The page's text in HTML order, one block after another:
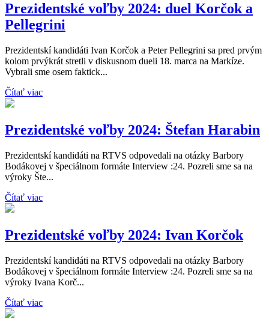
Prezidentské voľby 2024: duel Korčok a
Pellegrini
Prezidentskí kandidáti Ivan Korčok a Peter Pellegrini sa pred prvým
kolom prvýkrát stretli v diskusnom dueli 18. marca na Markíze.
Vybrali sme osem faktick...
Čítať viac
Prezidentské voľby 2024: Štefan Harabin
Prezidentskí kandidáti na RTVS odpovedali na otázky Barbory
Bodákovej v špeciálnom formáte Interview :24. Pozreli sme sa na
výroky Šte...
Čítať viac
Prezidentské voľby 2024: Ivan Korčok
Prezidentskí kandidáti na RTVS odpovedali na otázky Barbory
Bodákovej v špeciálnom formáte Interview :24. Pozreli sme sa na
výroky Ivana Korč...
Čítať viac